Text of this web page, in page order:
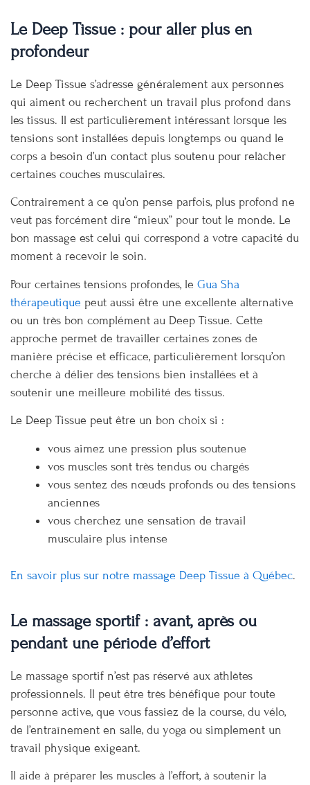
Le Deep Tissue : pour aller plus en
profondeur
Le Deep Tissue s’adresse généralement aux personnes
qui aiment ou recherchent un travail plus profond dans
les tissus. Il est particulièrement intéressant lorsque les
tensions sont installées depuis longtemps ou quand le
corps a besoin d’un contact plus soutenu pour relâcher
certaines couches musculaires.
Contrairement à ce qu’on pense parfois, plus profond ne
veut pas forcément dire “mieux” pour tout le monde. Le
bon massage est celui qui correspond à votre capacité du
moment à recevoir le soin.
Pour certaines tensions profondes, le Gua Sha
thérapeutique peut aussi être une excellente alternative
ou un très bon complément au Deep Tissue. Cette
approche permet de travailler certaines zones de
manière précise et efficace, particulièrement lorsqu’on
cherche à délier des tensions bien installées et à
soutenir une meilleure mobilité des tissus.
Le Deep Tissue peut être un bon choix si :
vous aimez une pression plus soutenue
vos muscles sont très tendus ou chargés
vous sentez des nœuds profonds ou des tensions
anciennes
vous cherchez une sensation de travail
musculaire plus intense
En savoir plus sur notre massage Deep Tissue à Québec.
Le massage sportif : avant, après ou
pendant une période d’effort
Le massage sportif n’est pas réservé aux athlètes
professionnels. Il peut être très bénéfique pour toute
personne active, que vous fassiez de la course, du vélo,
de l’entraînement en salle, du yoga ou simplement un
travail physique exigeant.
Il aide à préparer les muscles à l’effort, à soutenir la